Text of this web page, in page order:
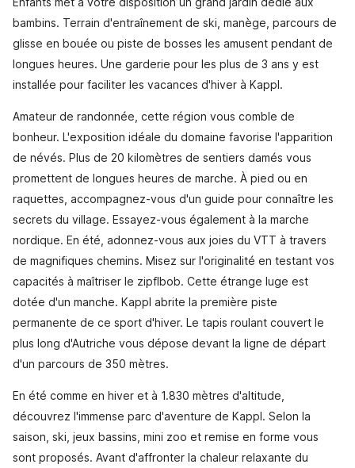
bambins. Terrain d'entraînement de ski, manège, parcours de
glisse en bouée ou piste de bosses les amusent pendant de
longues heures. Une garderie pour les plus de 3 ans y est
installée pour faciliter les vacances d'hiver à Kappl.
Amateur de randonnée, cette région vous comble de
bonheur. L'exposition idéale du domaine favorise l'apparition
de névés. Plus de 20 kilomètres de sentiers damés vous
promettent de longues heures de marche. À pied ou en
raquettes, accompagnez-vous d'un guide pour connaître les
secrets du village. Essayez-vous également à la marche
nordique. En été, adonnez-vous aux joies du VTT à travers
de magnifiques chemins. Misez sur l'originalité en testant vos
capacités à maîtriser le zipflbob. Cette étrange luge est
dotée d'un manche. Kappl abrite la première piste
permanente de ce sport d'hiver. Le tapis roulant couvert le
plus long d'Autriche vous dépose devant la ligne de départ
d'un parcours de 350 mètres.
En été comme en hiver et à 1.830 mètres d'altitude,
découvrez l'immense parc d'aventure de Kappl. Selon la
saison, ski, jeux bassins, mini zoo et remise en forme vous
sont proposés. Avant d'affronter la chaleur relaxante du